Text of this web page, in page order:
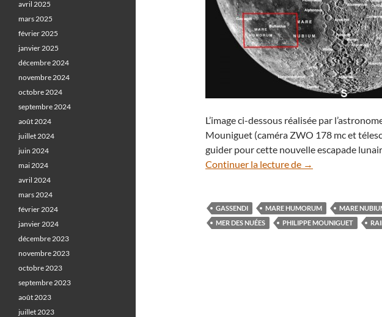
L’image ci-dessous réalisée par
Mouniguet (caméra ZWO 178 mc et
guider pour cette nouvelle escapade
Continuer la lecture de Paysages lunaires
→
GASSENDI MARE HUMORUM MARE
MER DES NUÉES
PHILIPPE MOUNIGUET
avril 2025
mars 2025
février 2025
janvier 2025
décembre 2024
novembre 2024
octobre 2024
septembre 2024
août 2024
juillet 2024
juin 2024
mai 2024
avril 2024
mars 2024
février 2024
janvier 2024
décembre 2023
novembre 2023
octobre 2023
septembre 2023
août 2023
juillet 2023